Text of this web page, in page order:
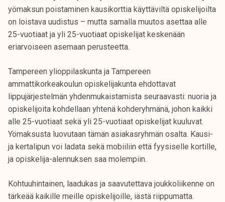
u
n
t
a
yömaksun poistaminen kausikorttia käyttäviltä opiskelijoilta
on loistava uudistus – mutta samalla muutos asettaa alle
25-vuotiaat ja yli 25-vuotiaat opiskelijat keskenään
eriarvoiseen asemaan perusteetta.
Tampereen ylioppilaskunta ja Tampereen
ammattikorkeakoulun opiskelijakunta ehdottavat
lippujärjestelmän yhdenmukaistamista seuraavasti: nuoria ja
opiskelijoita kohdellaan yhtenä kohderyhmänä, johon kaikki
alle 25-vuotiaat sekä yli 25-vuotiaat opiskelijat kuuluvat.
Yömaksusta luovutaan tämän asiakasryhmän osalta. Kausi-
ja kertalipun voi ladata sekä mobiiliin että fyysiselle kortille,
ja opiskelija-alennuksen saa molempiin.
Kohtuuhintainen, laadukas ja saavutettava joukkoliikenne on
tärkeää kaikille meille opiskelijoille, iästä riippumatta.